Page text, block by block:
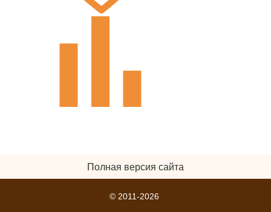
Полная версия сайта
© 2011-2026